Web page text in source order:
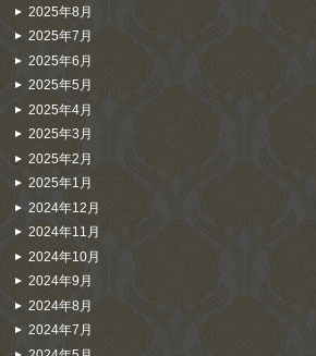
2025年8月
2025年7月
2025年6月
2025年5月
2025年4月
2025年3月
2025年2月
2025年1月
2024年12月
2024年11月
2024年10月
2024年9月
2024年8月
2024年7月